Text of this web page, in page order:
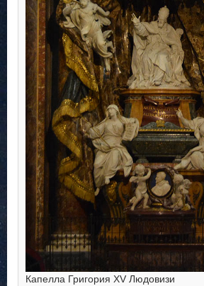
Капелла Григория XV Людовизи